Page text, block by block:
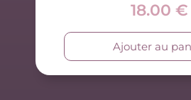
18.00 €
Ajouter au